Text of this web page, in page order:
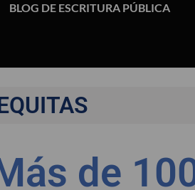
BLOG DE ESCRITURA PÚBLICA
de